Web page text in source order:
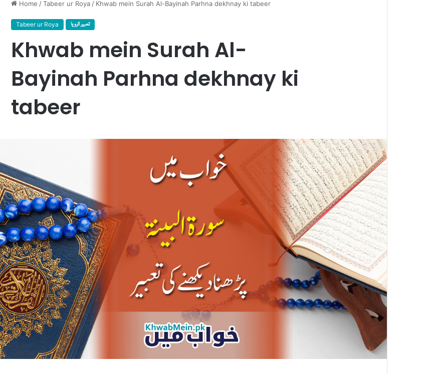
Home /Tabeer ur Roya / Khwab mein Surah Al-Bayinah Parhna dekhnay ki tabeer
Tabeer ur Roya تعبیر الرویا
Khwab mein Surah Al-
Bayinah Parhna dekhnay ki
tabeer